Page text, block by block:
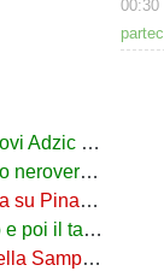
e Bowie
e in libreria
Zappa
di Bakola
00:30